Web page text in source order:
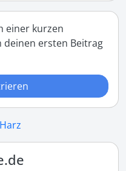
einer kurzen
deinen ersten Beitrag